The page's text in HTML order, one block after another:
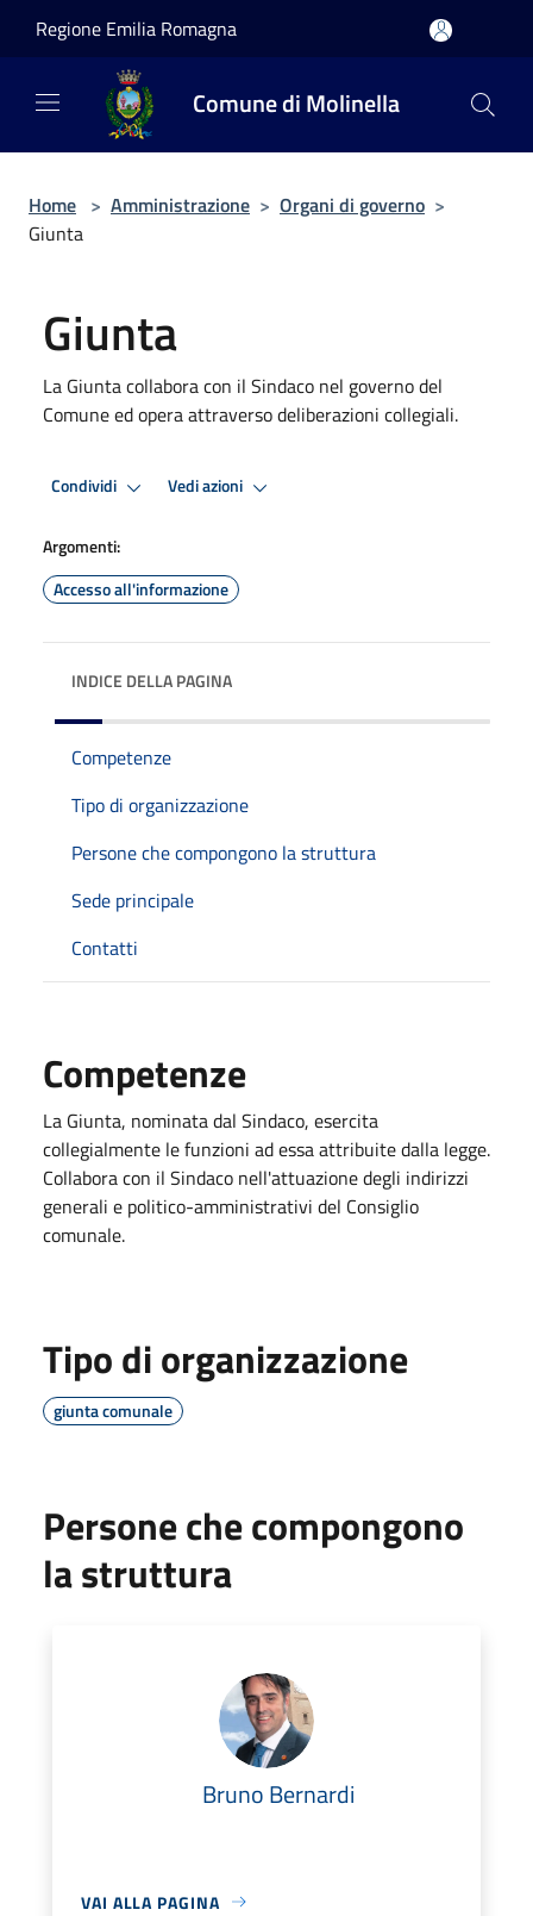
Regione Emilia Romagna
Comune di Molinella
Home > Amministrazione > Organi di governo >
Giunta
Giunta
La Giunta collabora con il Sindaco nel governo del
Comune ed opera attraverso deliberazioni collegiali.
Condividi Vedi azioni
Argomenti:
Accesso all'informazione
INDICE DELLA PAGINA
Competenze
Tipo di organizzazione
Persone che compongono la struttura
Sede principale
Contatti
Competenze
La Giunta, nominata dal Sindaco, esercita
collegialmente le funzioni ad essa attribuite dalla legge.
Collabora con il Sindaco nell'attuazione degli indirizzi
generali e politico-amministrativi del Consiglio
comunale.
Tipo di organizzazione
giunta comunale
Persone che compongono
la struttura
Bruno Bernardi
VAI ALLA PAGINA